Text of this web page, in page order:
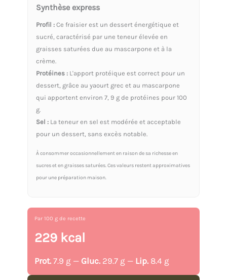
Synthèse express
Profil : Ce fraisier est un dessert énergétique et
sucré, caractérisé par une teneur élevée en
graisses saturées due au mascarpone et à la
crème.
Protéines : L'apport protéique est correct pour un
dessert, grâce au yaourt grec et au mascarpone
qui apportent environ 7, 9 g de protéines pour 100
g.
Sel : La teneur en sel est modérée et acceptable
pour un dessert, sans excès notable.
À consommer occasionnellement en raison de sa richesse en
sucres et en graisses saturées. Ces valeurs restent approximatives
pour une préparation maison.
Par 100 g de recette
229 kcal
Prot. 7.9 g — Gluc. 29.7 g — Lip. 8.4 g